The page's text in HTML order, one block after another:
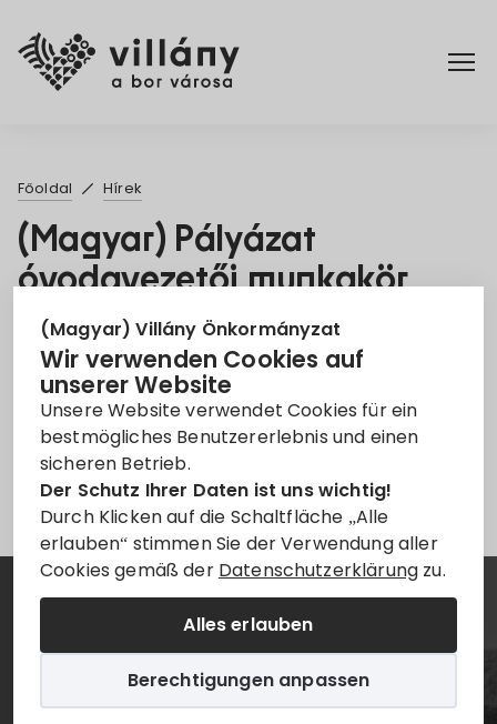
(Magyar) Villány Önkormányzat
Wir verwenden Cookies auf
unserer Website
Unsere Website verwendet Cookies für ein
bestmögliches Benutzererlebnis und einen
sicheren Betrieb.
Der Schutz Ihrer Daten ist uns wichtig!
Durch Klicken auf die Schaltfläche „Alle
erlauben“ stimmen Sie der Verwendung aller
Cookies gemäß der Datenschutzerklärung zu.
Alles erlauben
Berechtigungen anpassen
Rendelettár
Turizmus
Főoldal Hírek
(Magyar) Pályázat
óvodavezetői munkakör
betöltésére
5. Mai 2023
Állás Óvodavezető
Leider ist der Eintrag nur auf
Hírlevél
Értesüljön elsőként a legfrissebb villányi